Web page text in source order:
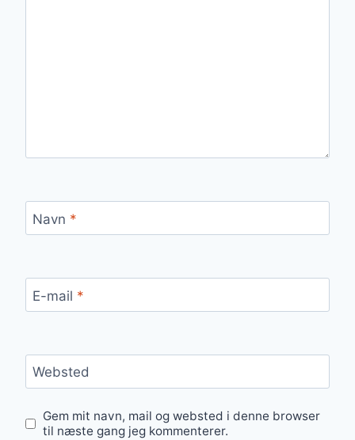
Navn *
E-mail *
Websted
Gem mit navn, mail og websted i denne browser
til næste gang jeg kommenterer.